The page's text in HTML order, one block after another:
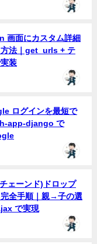
画面にカスタム詳細
法｜get_urls + テ
装
ログインを最短で
app-django で
ェーンド)ドロップ
全手順｜親→子の選
で実現